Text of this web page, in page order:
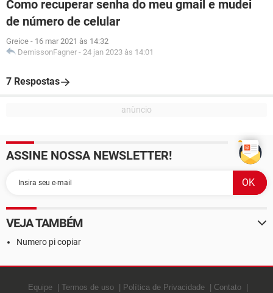
Como recuperar senha do meu gmail e mudei
de número de celular
Greice - 16 mar 2021 às 14:32
DemissonFagner - 24 jan 2023 às 14:01
7 Respostas
ASSINE NOSSA NEWSLETTER!
VEJA TAMBÉM
Numero pi copiar
Equipe Termos de uso Política de Privacidade Contato